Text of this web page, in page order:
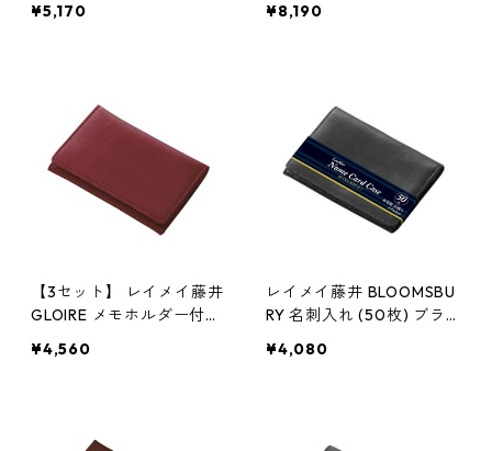
シーンに最適なメモホルダ
¥5,170
ーンに最適なメモホルダー
¥8,190
【3セット】 レイメイ藤井
GLOIRE メモホルダー付名
1054ZX3 シンプル
¥4,560
レイメイ藤井 BLOOMSBU
RY 名刺入れ (50枚) ブラ
¥4,080